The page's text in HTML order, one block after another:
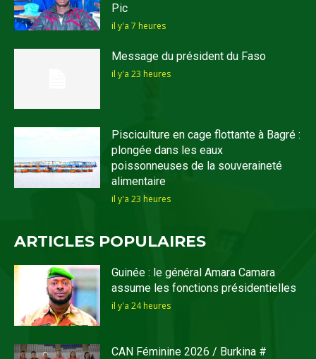
Pic
il y'a 7 heures
Message du président du Faso
il y'a 23 heures
Pisciculture en cage flottante à Bagré :
plongée dans les eaux
poissonneuses de la souveraineté
alimentaire
il y'a 23 heures
ARTICLES POPULAIRES
Guinée : le général Amara Camara
assume les fonctions présidentielles
il y'a 24 heures
CAN Féminine 2026 / Burkina #